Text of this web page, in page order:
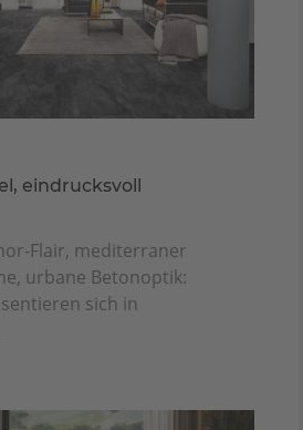
eindrucksvoll
Flair, mediterraner
urbane Betonoptik:
sich in